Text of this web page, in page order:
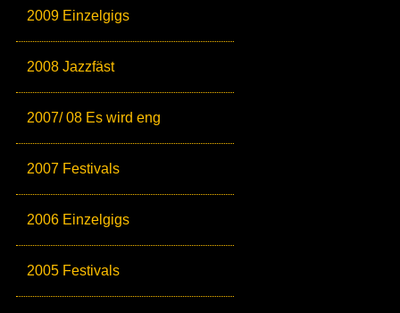
2009 Einzelgigs
2008 Jazzfäst
2007/ 08 Es wird eng
2007 Festivals
2006 Einzelgigs
2005 Festivals